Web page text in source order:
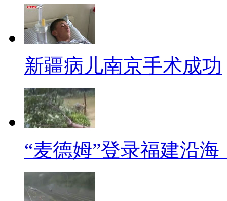
趴着睡觉，可以小憩一下。
解说：的确，作为城市的建设
大城市接纳心情那都是一样一
必须顶一个！其实在生活中恰
城市文明的最佳体现，而这也
同期：广州民众石先生
我觉得它不会排外，广州是
同期：广州民众李小姐
新疆病儿南京手术成功
“麦德姆”登录福建沿